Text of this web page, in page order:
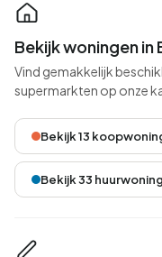
Bekijk woningen
Vind gemakkelijk
supermarkten op onze
Bekijk 13
Bekijk 33